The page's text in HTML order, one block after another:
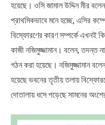
হয়েছে। ওসি জামাল উদ্দিন মীর
প্রাথমিকভাবে মনে হচ্ছে, এসির
বিস্ফোরণের কারণ সম্পর্কে এখনই
কাজী নজিমুজ্জামান। বলেন, তদন্ত
গঠন করা হয়েছে। নজিমুজ্জামান
হয়েছে ভবনের তৃতীয় তলায়
দোতালায় ধসে পড়েছে সামনের